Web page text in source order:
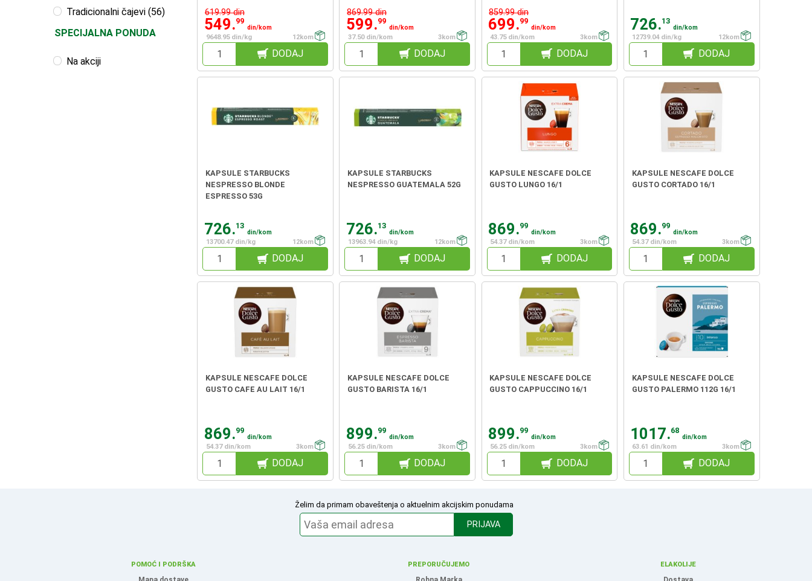
Tradicionalni čajevi (56)
SPECIJALNA PONUDA
Na akciji
619.99 din
549.99
din/kom
9648.95 din/kg
12kom
DODAJ
869.99 din
599.99
din/kom
37.50 din/kom
3kom
DODAJ
859.99 din
699.99
din/kom
43.75 din/kom
3kom
DODAJ
726.13
din/kom
12739.04 din/kg
12kom
DODAJ
KAPSULE STARBUCKS
NESPRESSO BLONDE
ESPRESSO 53G
726.13
din/kom
13700.47 din/kg
12kom
DODAJ
KAPSULE STARBUCKS
NESPRESSO GUATEMALA 52G
726.13
din/kom
13963.94 din/kg
12kom
DODAJ
KAPSULE NESCAFE DOLCE
GUSTO LUNGO 16/1
869.99
din/kom
54.37 din/kom
3kom
DODAJ
KAPSULE NESCAFE DOLCE
GUSTO CORTADO 16/1
869.99
din/kom
54.37 din/kom
3kom
DODAJ
KAPSULE NESCAFE DOLCE
GUSTO CAFE AU LAIT 16/1
869.99
din/kom
54.37 din/kom
3kom
DODAJ
KAPSULE NESCAFE DOLCE
GUSTO BARISTA 16/1
899.99
din/kom
56.25 din/kom
3kom
DODAJ
KAPSULE NESCAFE DOLCE
GUSTO CAPPUCCINO 16/1
899.99
din/kom
56.25 din/kom
3kom
DODAJ
KAPSULE NESCAFE DOLCE
GUSTO PALERMO 112G 16/1
1017.68
din/kom
63.61 din/kom
3kom
DODAJ
Želim da primam obaveštenja o aktuelnim akcijskim ponudama
PRIJAVA
POMOĆ I PODRŠKA PREPORUČUJEMO ELAKOLIJE